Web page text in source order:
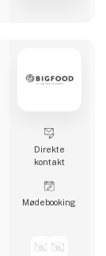
Direkte
kontakt
Møde­booking